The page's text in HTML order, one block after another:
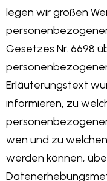
legen wir großen
Gesetzes Nr. 6698
personenbezogener
Erläuterungstext
informieren, zu
wen und zu
werden können,